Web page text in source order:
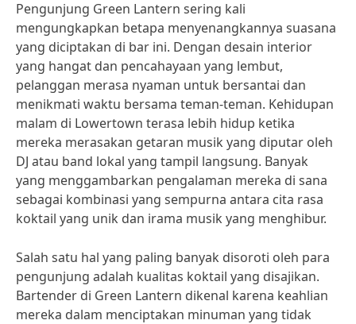
Pengunjung Green Lantern sering kali
mengungkapkan betapa menyenangkannya suasana
yang diciptakan di bar ini. Dengan desain interior
yang hangat dan pencahayaan yang lembut,
pelanggan merasa nyaman untuk bersantai dan
menikmati waktu bersama teman-teman. Kehidupan
malam di Lowertown terasa lebih hidup ketika
mereka merasakan getaran musik yang diputar oleh
DJ atau band lokal yang tampil langsung. Banyak
yang menggambarkan pengalaman mereka di sana
sebagai kombinasi yang sempurna antara cita rasa
koktail yang unik dan irama musik yang menghibur.
Salah satu hal yang paling banyak disoroti oleh para
pengunjung adalah kualitas koktail yang disajikan.
Bartender di Green Lantern dikenal karena keahlian
mereka dalam menciptakan minuman yang tidak